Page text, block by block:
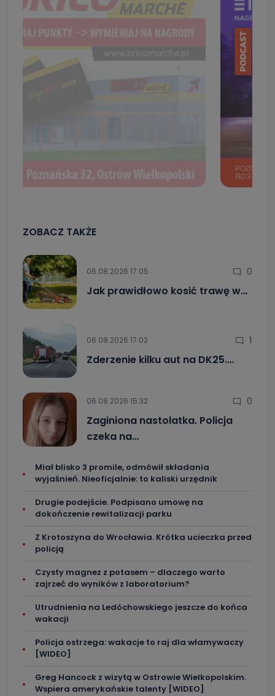
ZOBACZ TAKŻE
06.08.2026 17:05 0
Jak prawidłowo kosić trawę w…
06.08.2026 17:02 1
Zderzenie kilku aut na DK25.…
06.08.2026 15:32 0
Zaginiona nastolatka. Policja
czeka na…
Miał blisko 3 promile, odmówił składania
wyjaśnień. Nieoficjalnie: to kaliski urzędnik
Drugie podejście. Podpisano umowę na
dokończenie rewitalizacji parku
Z Krotoszyna do Wrocławia. Krótka ucieczka przed
policją
Czysty magnez z potasem – dlaczego warto
zajrzeć do wyników z laboratorium?
Utrudnienia na Ledóchowskiego jeszcze do końca
wakacji
Policja ostrzega: wakacje to raj dla włamywaczy
[WIDEO]
Greg Hancock z wizytą w Ostrowie Wielkopolskim.
Wspiera amerykańskie talenty [WIDEO]